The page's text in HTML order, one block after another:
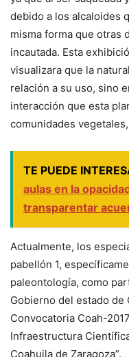
debido a los alcaloides
misma forma que otras
incautada. Esta
visualizara que la
relación a su uso, sino
interacción que esta
comunidades
TE PUEDE
aulas en la
transparentar
Actualmente, los
pabellón 1,
paleontología, como
Gobierno del estado de
Convocatoria Coah-
Infraestructura
Coahuila de Zaragoza”.